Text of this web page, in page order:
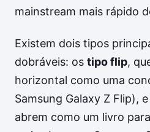
mainstream mais rápido
Existem dois tipos
dobráveis: os tipo flip,
horizontal como uma
Samsung Galaxy Z Flip),
abrem como um livro